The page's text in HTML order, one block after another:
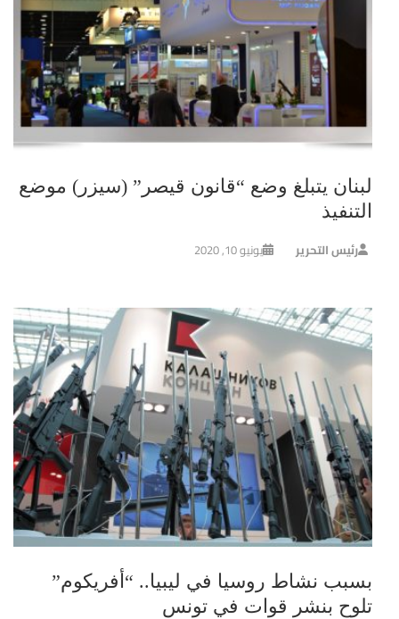
لبنان يتبلغ وضع “قانون قيصر” (سيزر) موضع
التنفيذ
رئيس التحرير يونيو 10, 2020
بسبب نشاط روسيا في ليبيا.. “أفريكوم”
تلوح بنشر قوات في تونس